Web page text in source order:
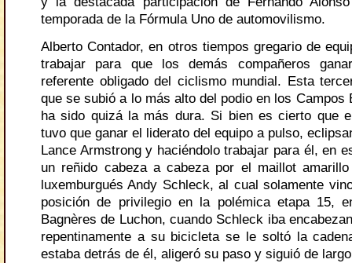
temporada de la Fórmula Uno de automovilismo.
Alberto Contador, en otros tiempos gregario de
trabajar para que los demás compañeros
referente obligado del ciclismo mundial. Esta
que se subió a lo más alto del podio en los Campos
ha sido quizá la más dura. Si bien es cierto que
tuvo que ganar el liderato del equipo a pulso,
Lance Armstrong y haciéndolo trabajar para él, en
un reñido cabeza a cabeza por el maillot
luxemburgués Andy Schleck, al cual solamente
posición de privilegio en la polémica etapa 15,
Bagnères de Luchon, cuando Schleck iba
repentinamente a su bicicleta se le soltó la
estaba detrás de él, aligeró su paso y siguió de